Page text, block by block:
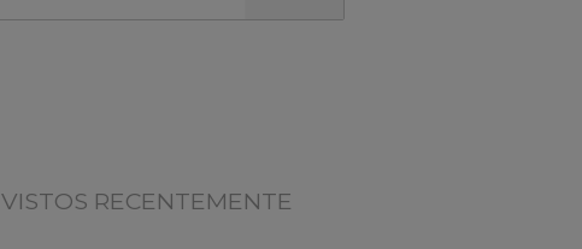
VISTOS RECENTEMENTE